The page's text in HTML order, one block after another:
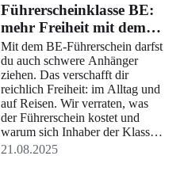
Führerscheinklasse BE:
mehr Freiheit mit dem
Anhängerführerschein
Mit dem BE-Führerschein darfst
du auch schwere Anhänger
ziehen. Das verschafft dir
reichlich Freiheit: im Alltag und
auf Reisen. Wir verraten, was
der Führerschein kostet und
warum sich Inhaber der Klasse
3 freuen können.
21.08.2025